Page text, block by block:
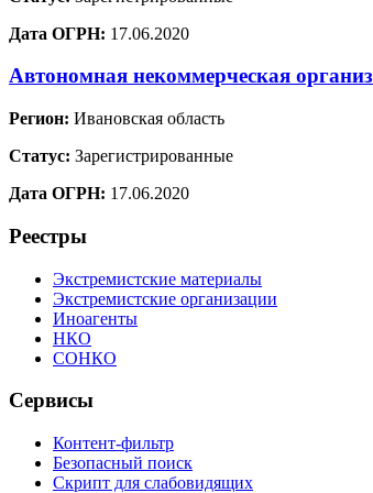
Дата ОГРН: 17.06.2020
Автономная некоммерческая
Регион: Ивановская область
Статус: Зарегистрированные
Дата ОГРН: 17.06.2020
Реестры
Экстремистские материалы
Экстремистские организации
Иноагенты
НКО
СОНКО
Сервисы
Контент-фильтр
Безопасный поиск
Скрипт для слабовидящих